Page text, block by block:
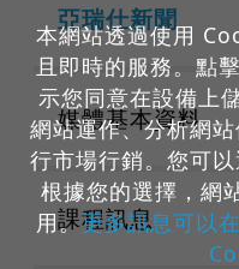
亞瑞仕新聞
媒體基本資料
課程訊息
本網站透過使用
且即時的服務。點
示您同意在設備上
網站運作、分析網
行市場行銷。您可
根據您的選擇，網
用。更多訊息可以